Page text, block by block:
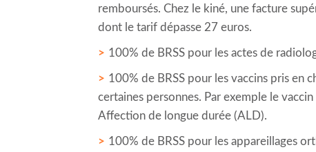
remboursés. Chez le kiné, une facture
dont le tarif dépasse 27 euros.
100% de BRSS pour les actes de
100% de BRSS pour les vaccins pris en
certaines personnes. Par exemple le
Affection de longue durée (ALD).
100% de BRSS pour les appareillages